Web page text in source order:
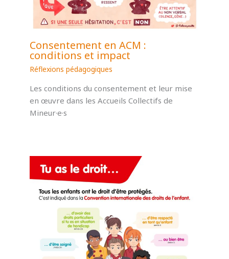
Consentement en ACM :
conditions et impact
Réflexions pédagogiques
Les conditions du consentement et leur mise
en œuvre dans les Accueils Collectifs de
Mineur·e·s